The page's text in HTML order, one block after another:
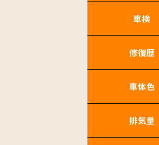
車検
修復歴
車体色
排気量